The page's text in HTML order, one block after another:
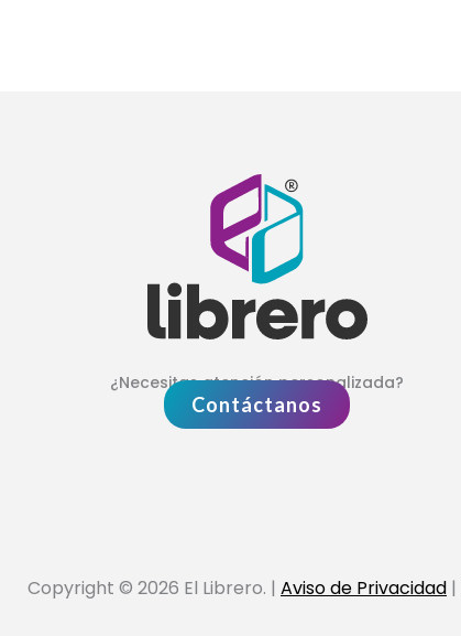
¿Necesitas atención personalizada?
Contáctanos
Copyright © 2026 El Librero. | Aviso de Privacidad |